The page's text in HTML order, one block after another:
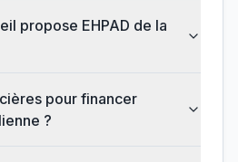
propose EHPAD de la
pour financer
?